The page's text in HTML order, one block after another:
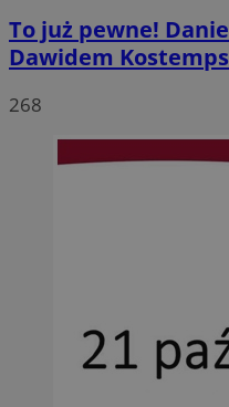
To już pewne!
Dawidem
268